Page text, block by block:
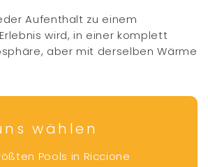
Aufenthalt zu einem
wird, in einer komplett
aber mit derselben Wärme
wählen
Pools in Riccione